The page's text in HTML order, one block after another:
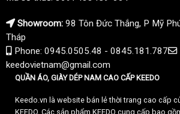
Showroom: 98 Tôn Đức Thắng, P Mỹ
Tháp
Phone: 0945.0505.48 - 0845.181.787
keedovietnam@gmail.com
QUẦN ÁO, GIÀY DÉP NAM CAO CẤP KEEDO
Keedo.vn là website bán lẻ thời trang cao cấp
KEEDO. Các sản phẩm KEEDO cung cấp bao